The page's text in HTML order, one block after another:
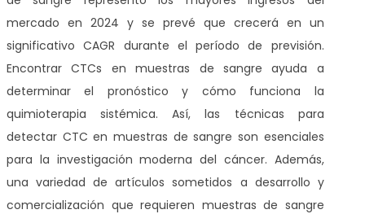
mercado en 2024 y se prevé que crecerá en un
significativo CAGR durante el período de previsión.
Encontrar CTCs en muestras de sangre ayuda a
determinar el pronóstico y cómo funciona la
quimioterapia sistémica. Así, las técnicas para
detectar CTC en muestras de sangre son esenciales
para la investigación moderna del cáncer. Además,
una variedad de artículos sometidos a desarrollo y
comercialización que requieren muestras de sangre